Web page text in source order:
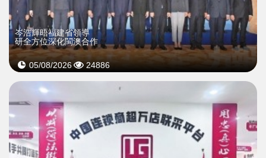
岑浩輝晤福建省領導
研全方位深化閩澳合作
05/08/2026 24886